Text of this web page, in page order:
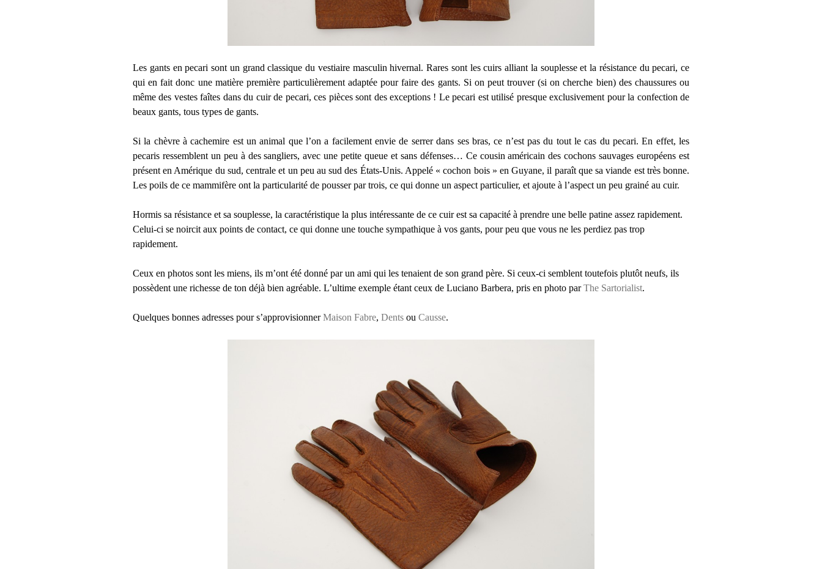
Les gants en pecari sont un grand classique du vestiaire masculin hivernal. Rares sont les cuirs alliant la souplesse et la résistance du pecari, ce
qui en fait donc une matière première particulièrement adaptée pour faire des gants. Si on peut trouver (si on cherche bien) des chaussures ou
même des vestes faîtes dans du cuir de pecari, ces pièces sont des exceptions ! Le pecari est utilisé presque exclusivement pour la confection de
beaux gants, tous types de gants.
Si la chèvre à cachemire est un animal que l’on a facilement envie de serrer dans ses bras, ce n’est pas du tout le cas du pecari. En effet, les
pecaris ressemblent un peu à des sangliers, avec une petite queue et sans défenses… Ce cousin américain des cochons sauvages européens est
présent en Amérique du sud, centrale et un peu au sud des États-Unis. Appelé « cochon bois » en Guyane, il paraît que sa viande est très bonne.
Les poils de ce mammifère ont la particularité de pousser par trois, ce qui donne un aspect particulier, et ajoute à l’aspect un peu grainé au cuir.
Hormis sa résistance et sa souplesse, la caractéristique la plus intéressante de ce cuir est sa capacité à prendre une belle patine assez rapidement.
Celui-ci se noircit aux points de contact, ce qui donne une touche sympathique à vos gants, pour peu que vous ne les perdiez pas trop
rapidement.
Ceux en photos sont les miens, ils m’ont été donné par un ami qui les tenaient de son grand père. Si ceux-ci semblent toutefois plutôt neufs, ils
possèdent une richesse de ton déjà bien agréable. L’ultime exemple étant ceux de Luciano Barbera, pris en photo parThe Sartorialist.
Quelques bonnes adresses pour s’approvisionnerMaison Fabre, Dents ou Causse.